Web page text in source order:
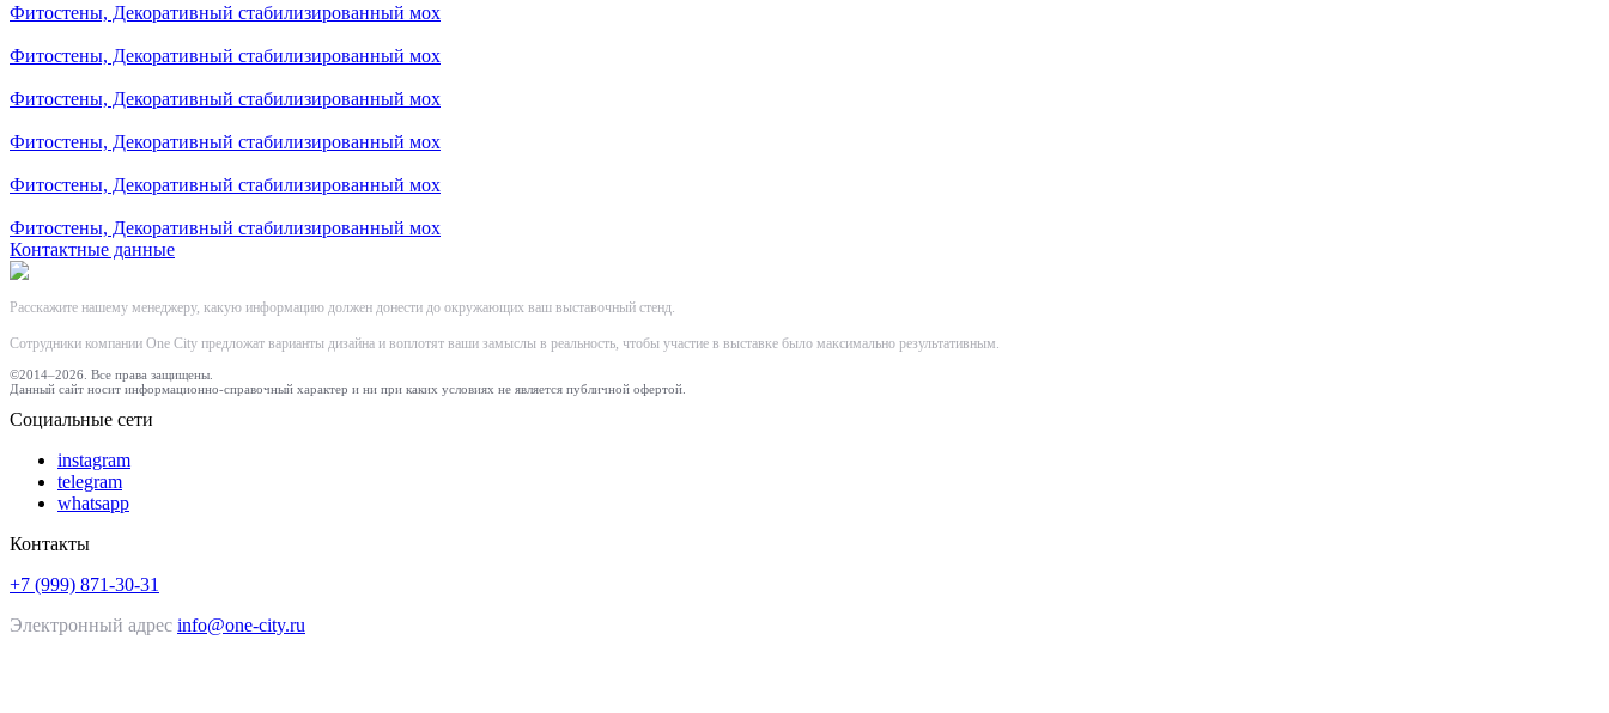
Фитостены, Декоративный стабилизированный мох
Фитостены, Декоративный стабилизированный мох
Фитостены, Декоративный стабилизированный мох
Фитостены, Декоративный стабилизированный мох
Фитостены, Декоративный стабилизированный мох
Фитостены, Декоративный стабилизированный мох
Контактные данные
Расскажите нашему менеджеру, какую информацию должен донести до окружающих ваш выставочный стенд.
Сотрудники компании One City предложат варианты дизайна и воплотят ваши замыслы в реальность, чтобы участие в выставке было максимально результативным.
©2014–2026. Все права защищены.
Данный сайт носит информационно-справочный характер и ни при каких условиях не является публичной офертой.
Социальные сети
instagram
telegram
whatsapp
Контакты
+7 (999) 871-30-31
Электронный адрес info@one-city.ru